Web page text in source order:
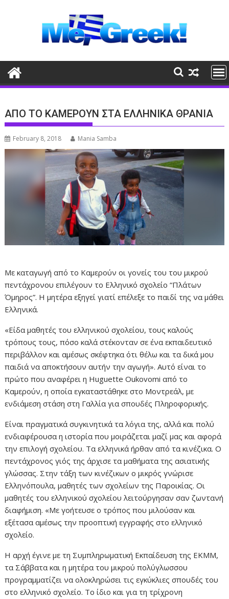
ΑΠΟ ΤΟ ΚΑΜΕΡΟΥΝ ΣΤΑ ΕΛΛΗΝΙΚΑ ΘΡΑΝΙΑ
February 8, 2018 Mania Samba
Με καταγωγή από το Καμερούν οι γονείς του του μικρού
πεντάχρονου επιλέγουν το Ελληνικό σχολείο “Πλάτων
Όμηρος”. Η μητέρα εξηγεί γιατί επέλεξε το παιδί της να μάθει
Ελληνικά.
«Είδα μαθητές του ελληνικού σχολείου, τους καλούς
τρόπους τους, πόσο καλά στέκονταν σε ένα εκπαιδευτικό
περιβάλλον και αμέσως σκέφτηκα ότι θέλω και τα δικά μου
παιδιά να αποκτήσουν αυτήν την αγωγή». Αυτό είναι το
πρώτο που αναφέρει η Huguette Oukovomi από το
Καμερούν, η οποία εγκαταστάθηκε στο Μoντρεάλ, με
ενδιάμεση στάση στη Γαλλία για σπουδές Πληροφορικής.
Είναι πραγματικά συγκινητικά τα λόγια της, αλλά και πολύ
ενδιαφέρουσα η ιστορία που μοιράζεται μαζί μας και αφορά
την επιλογή σχολείου. Τα ελληνικά ήρθαν από τα κινέζικα. Ο
πεντάχρονος γιός της άρχισε τα μαθήματα της ασιατικής
γλώσσας. Στην τάξη των κινέζικων ο μικρός γνώρισε
Ελληνόπουλα, μαθητές των σχολείων της Παροικίας. Οι
μαθητές του ελληνικού σχολείου λειτούργησαν σαν ζωντανή
διαφήμιση. «Με γοήτευσε ο τρόπος που μιλούσαν και
εξέτασα αμέσως την προοπτική εγγραφής στο ελληνικό
σχολείο.
Η αρχή έγινε με τη Συμπληρωματική Εκπαίδευση της ΕΚΜΜ,
τα Σάββατα και η μητέρα του μικρού πολύγλωσσου
προγραμματίζει να ολοκληρώσει τις εγκύκλιες σπουδές του
στο ελληνικό σχολείο. Το ίδιο και για τη τρίχρονη